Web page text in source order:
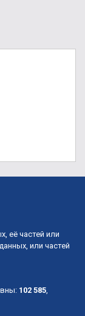
её частей или
или частей
102 585